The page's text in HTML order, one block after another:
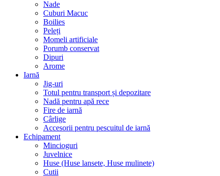
Nade
Cuburi Macuc
Boilies
Peleți
Momeli artificiale
Porumb conservat
Dipuri
Arome
Iarnă
Jig-uri
Totul pentru transport și depozitare
Nadă pentru apă rece
Fire de iarnă
Cârlige
Accesorii pentru pescuitul de iarnă
Echipament
Mincioguri
Juvelnice
Huse (Huse lansete, Huse mulinete)
Cutii